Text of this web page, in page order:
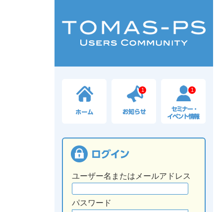
1 1
ユーザー名またはメールアドレス
パスワード